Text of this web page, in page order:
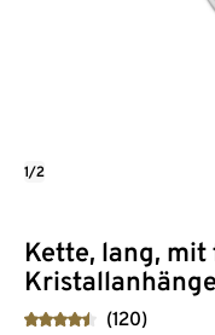
Kette, lang,
(120)
1/2